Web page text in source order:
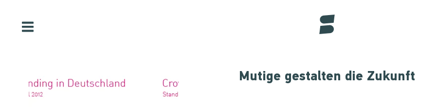
Mutige gestalten die Zukunft